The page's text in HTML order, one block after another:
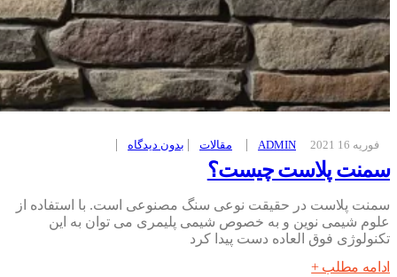
فوریه 16 2021 ADMIN مقالات بدون ديدگاه
سمنت پلاست چیست؟
سمنت پلاست در حقیقت نوعی سنگ مصنوعی است. با استفاده از
علوم شیمی نوین و به خصوص شیمی پلیمری می توان به این
تکنولوژی فوق العاده دست پیدا کرد
ادامه مطلب +